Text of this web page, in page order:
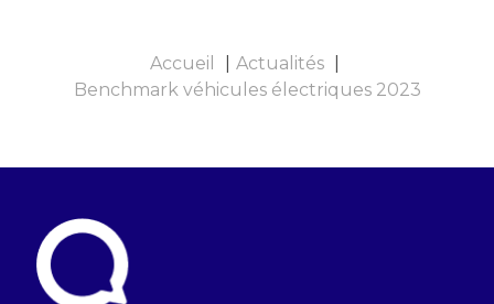
Accueil
Actualités
Benchmark véhicules électriques 2023